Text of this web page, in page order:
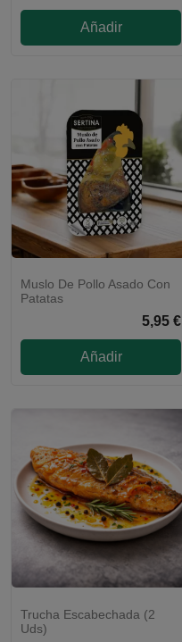
Añadir
CALENTAR Y LISTO
Muslo De Pollo Asado Con
Patatas
5,95 €
Añadir
Trucha Escabechada (2
Uds)